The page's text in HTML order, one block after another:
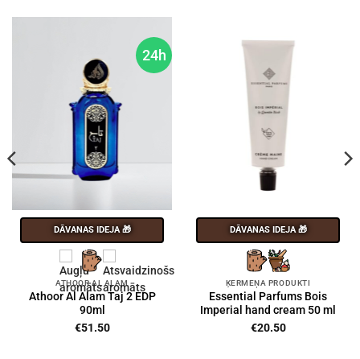
24h
DĀVANAS IDEJA 🎁
ATHOOR AL ALAM
Athoor Al Alam Taj 2 EDP
90ml
€51.50
DĀVANAS IDEJA 🎁
ĶERMEŅA PRODUKTI
Essential Parfums Bois
Imperial hand cream 50 ml
€20.50